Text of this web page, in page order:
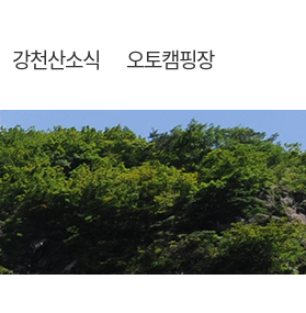
강천산소식 오토캠핑장